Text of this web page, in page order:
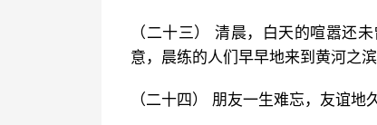
（二十三） 清晨，白天的喧嚣还
意，晨练的人们早早地来到黄河之滨
（二十四） 朋友一生难忘，友谊地